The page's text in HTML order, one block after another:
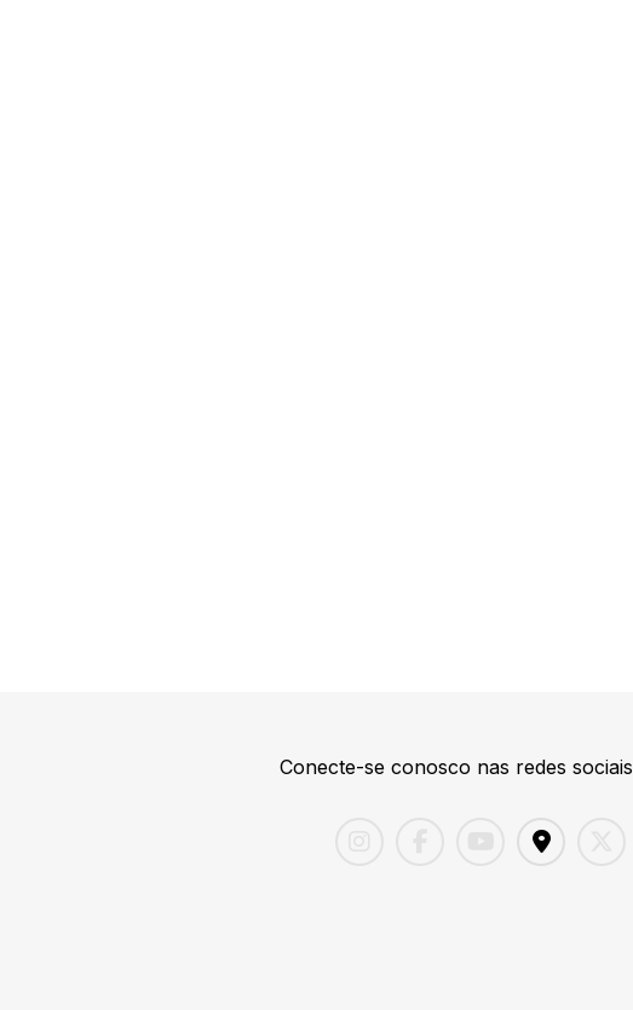
Conecte-se conosco nas redes sociais